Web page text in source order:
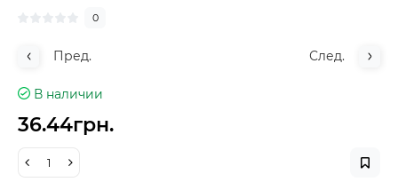
0
Пред. След.
В наличии
36.44грн.